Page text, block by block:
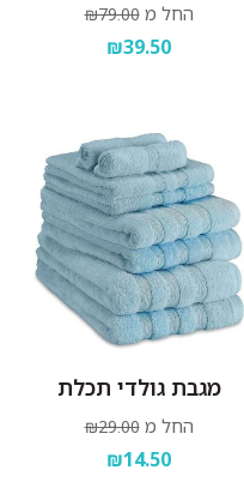
החל מ ₪79.00
₪39.50
מגבת גולדי תכלת
החל מ ₪29.00
₪14.50